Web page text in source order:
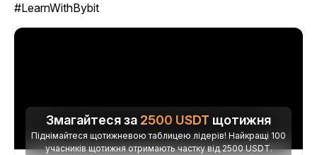
#LearnWithBybit
Змагайтеся за 2500 USDT щотижня
Піднімайтеся щотижневою таблицею лідерів! Найкращі 100
учасників щотижня отримають частку від 2500 USDT.